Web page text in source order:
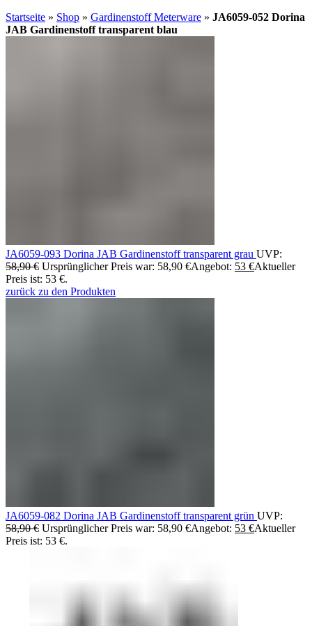
Startseite » Shop » Gardinenstoff Meterware » JA6059-052 Dorina
JAB Gardinenstoff transparent blau
JA6059-093 Dorina JAB Gardinenstoff transparent grau UVP:
58,90€ Ursprünglicher Preis war: 58,90 €Angebot: 53 €Aktueller
Preis ist: 53 €.
zurück zu den Produkten
JA6059-082 Dorina JAB Gardinenstoff transparent grün UVP:
58,90€ Ursprünglicher Preis war: 58,90 €Angebot: 53 €Aktueller
Preis ist: 53 €.